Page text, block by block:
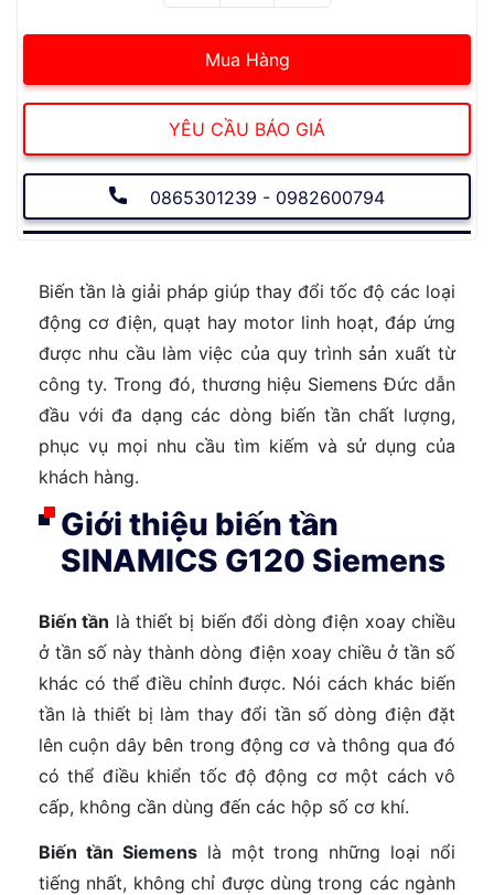
Mua Hàng
YÊU CẦU BÁO GIÁ
0865301239 - 0982600794
Biến tần là giải pháp giúp thay đổi tốc độ các loại
động cơ điện, quạt hay motor linh hoạt, đáp ứng
được nhu cầu làm việc của quy trình sản xuất từ
công ty. Trong đó, thương hiệu Siemens Đức dẫn
đầu với đa dạng các dòng biến tần chất lượng,
phục vụ mọi nhu cầu tìm kiếm và sử dụng của
khách hàng.
Giới thiệu biến tần
SINAMICS G120 Siemens
Biến tần là thiết bị biến đổi dòng điện xoay chiều
ở tần số này thành dòng điện xoay chiều ở tần số
khác có thể điều chỉnh được. Nói cách khác biến
tần là thiết bị làm thay đổi tần số dòng điện đặt
lên cuộn dây bên trong động cơ và thông qua đó
có thể điều khiển tốc độ động cơ một cách vô
cấp, không cần dùng đến các hộp số cơ khí.
Biến tần Siemenslà một trong những loại nổi
tiếng nhất, không chỉ được dùng trong các ngành